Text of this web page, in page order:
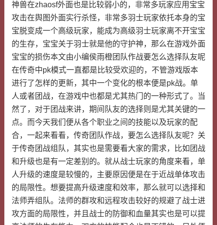
神兽在zhaosf外面也是比较弱小的，非常多玩家应用宝宝
攻击在舆图外面实行杀怪，非常多羽士玩家依托本身的宝
宝脱变成一个高级玩家，能成为高级羽士玩家离不开宝宝
的生存，宝宝关于羽士就是他的守护神，那么在游戏外面
宝宝的损伤本文由小编侯雨橙团队作战要怎么选择队友呢
在传奇中pk模式一直都是比较受欢迎的，不管游戏版本
进行了怎样的更新，其中一个变化的根本便是pk战。单
人或者团战，在游戏中也都是尤其热门的一种形式了。当
然了，对于团战来讲，期间队友的选择则是尤其关键的一
点。而今天我们便从各个职业之间的技能以及玩家的配
合，一起来看看，传奇团队作战，要怎么选择队友呢？关
于传奇团战组队，其实也是需要看大家的需求，比如团战
和升级也是有一定差别的。就从战士玩家的角度来看，单
人升级的速度是较慢的，主要原因便是在于近战单体攻击
的局限性。想要提高升级速度和效率，那么就可以选择和
法师弄组队。法师的群攻和远程攻击较好的规避了战士进
攻方面的局限性，并且战士的防御和血量其实也是可以提